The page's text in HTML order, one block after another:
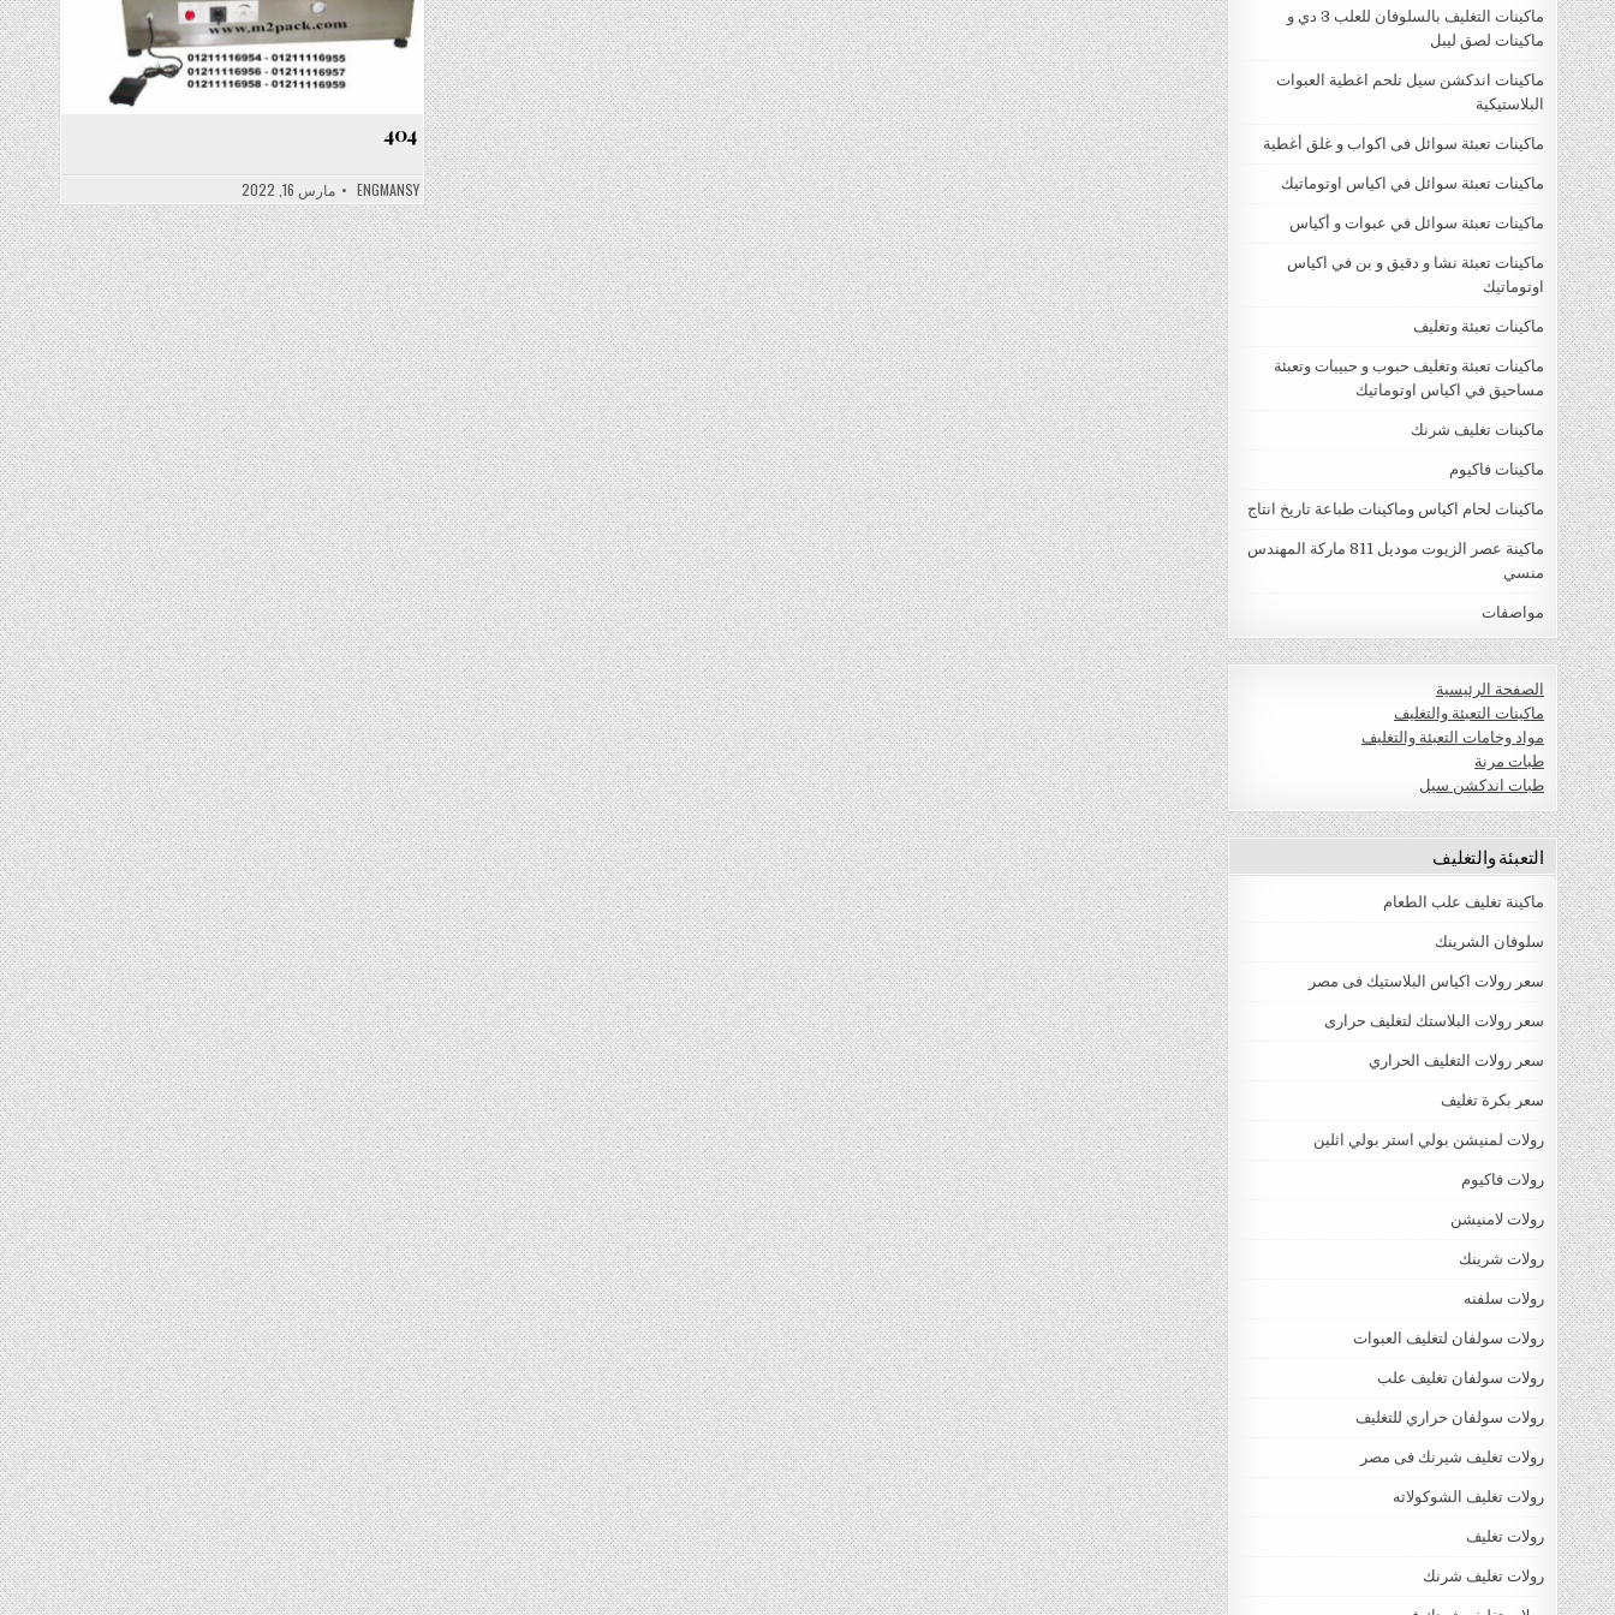
404
ENGMANSY مارس 16, 2022
ماكينات التغليف بالسلوفان للعلب 3 دي و
ماكينات لصق ليبل
ماكينات اندكشن سيل تلحم اغطية العبوات
البلاستيكية
ماكينات تعبئة سوائل فى اكواب و غلق أغطية
ماكينات تعبئة سوائل في اكياس اوتوماتيك
ماكينات تعبئة سوائل في عبوات و أكياس
ماكينات تعبئة نشا و دقيق و بن في اكياس
اوتوماتيك
ماكينات تعبئة وتغليف
ماكينات تعبئة وتغليف حبوب و حبيبات وتعبئة
مساحيق في اكياس اوتوماتيك
ماكينات تغليف شرنك
ماكينات فاكيوم
ماكينات لحام اكياس وماكينات طباعة تاريخ انتاج
ماكينة عصر الزيوت موديل 811 ماركة المهندس
منسي
مواصفات
الصفحة الرئيسية
ماكينات التعبئة والتغليف
مواد وخامات التعبئة والتغليف
طبات مرنة
طبات اندكشن سيل
التعبئة والتغليف
ماكينة تغليف علب الطعام
سلوفان الشرينك
سعر رولات اكياس البلاستيك فى مصر
سعر رولات البلاستك لتغليف حرارى
سعر رولات التغليف الحراري
سعر بكرة تغليف
رولات لمنيشن بولي استر بولي اثلين
رولات فاكيوم
رولات لامنيشن
رولات شرينك
رولات سلفنه
رولات سولفان لتغليف العبوات
رولات سولفان تغليف علب
رولات سولفان حراري للتغليف
رولات تغليف شيرنك فى مصر
رولات تغليف الشوكولاته
رولات تغليف
رولات تغليف شرنك